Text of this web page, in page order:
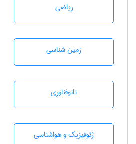
رياضی
زمين شناسی
نانوفناوری
ژئوفيزيك و هواشناسی